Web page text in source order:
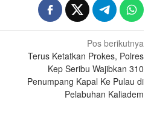
Pos berikutnya
Terus Ketatkan Prokes, Polres
Kep Seribu Wajibkan 310
Penumpang Kapal Ke Pulau di
Pelabuhan Kaliadem